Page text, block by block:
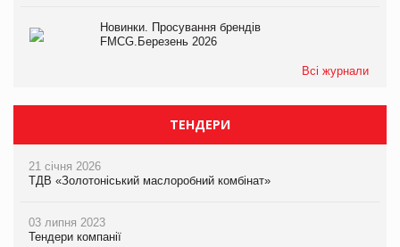
Новинки. Просування брендів
FMCG.Березень 2026
Всі журнали
ТЕНДЕРИ
21 січня 2026
ТДВ «Золотоніський маслоробний комбінат»
03 липня 2023
Тендери компанії